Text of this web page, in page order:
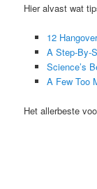
Hier alvast wat
12
A Step-By-
Science’s
A Few Too
Het allerbeste